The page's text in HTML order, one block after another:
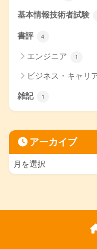
基本情報技術者試験
書評 4
エンジニア 1
ビジネス・キャリ
雑記 1
アーカイブ